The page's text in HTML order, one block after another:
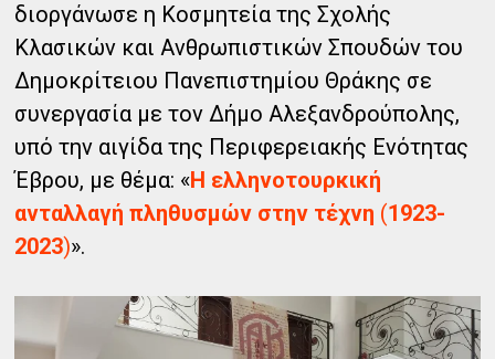
διοργάνωσε η Κοσμητεία της Σχολής
Κλασικών και Ανθρωπιστικών Σπουδών του
Δημοκρίτειου Πανεπιστημίου Θράκης σε
συνεργασία με τον Δήμο Αλεξανδρούπολης,
υπό την αιγίδα της Περιφερειακής Ενότητας
Έβρου, με θέμα: «Η ελληνοτουρκική
ανταλλαγή πληθυσμών στην τέχνη (1923-
2023)».